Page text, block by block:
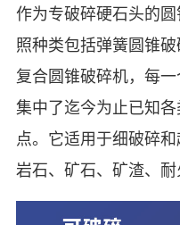
作为专破碎硬石头的
照种类包括弹簧圆锥
复合圆锥破碎机，每
集中了迄今为止已知
点。它适用于细破碎
岩石、矿石、矿渣、耐